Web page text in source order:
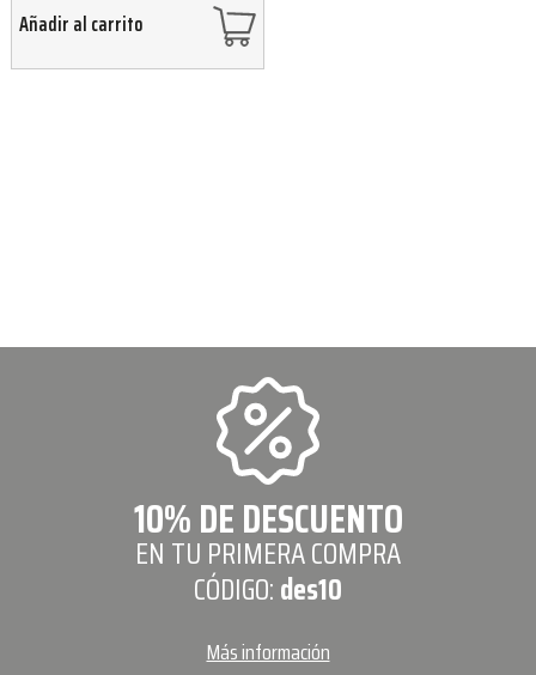
Añadir al carrito
10% DE DESCUENTO
EN TU PRIMERA COMPRA
CÓDIGO:des10
Más información